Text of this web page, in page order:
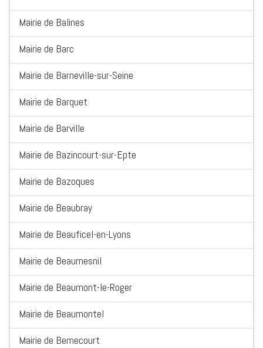
Mairie de Balines
Mairie de Barc
Mairie de Barneville-sur-Seine
Mairie de Barquet
Mairie de Barville
Mairie de Bazincourt-sur-Epte
Mairie de Bazoques
Mairie de Beaubray
Mairie de Beauficel-en-Lyons
Mairie de Beaumesnil
Mairie de Beaumont-le-Roger
Mairie de Beaumontel
Mairie de Bemecourt